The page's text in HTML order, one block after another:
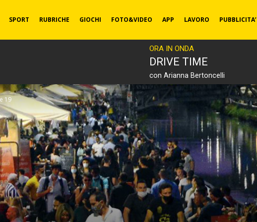
SPORT RUBRICHE GIOCHI FOTO&VIDEO APP LAVORO PUBBLICITA’
ORA IN ONDA
DRIVE TIME
con Arianna Bertoncelli
19